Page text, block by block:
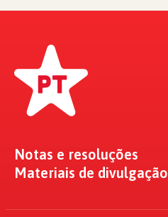
Notas e resoluções
Materiais de divulgação